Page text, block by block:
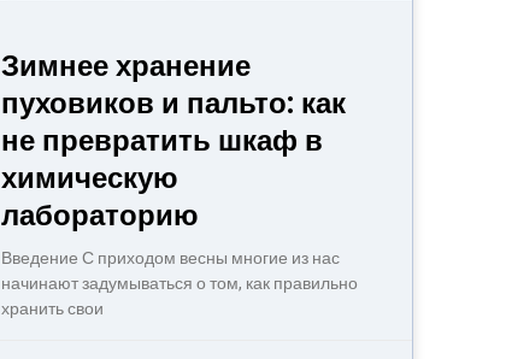
Зимнее хранение
пуховиков и пальто: как
не превратить шкаф в
химическую
лабораторию
Введение С приходом весны многие из нас
начинают задумываться о том, как правильно
хранить свои